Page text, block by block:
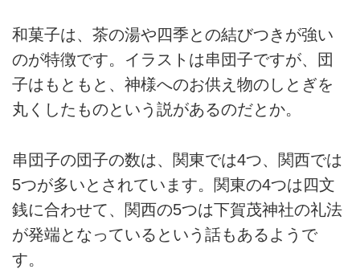
和菓子は、茶の湯や四季との結びつきが強い
のが特徴です。イラストは串団子ですが、団
子はもともと、神様へのお供え物のしとぎを
丸くしたものという説があるのだとか。
串団子の団子の数は、関東では4つ、関西では
5つが多いとされています。関東の4つは四文
銭に合わせて、関西の5つは下賀茂神社の礼法
が発端となっているという話もあるようで
す。